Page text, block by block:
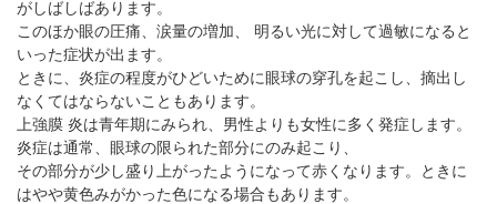
がしばしばあります。
このほか眼の圧痛、涙量の増加、 明るい光に対して過敏になると
いった症状が出ます。
ときに、炎症の程度がひどいために眼球の穿孔を起こし、摘出し
なくてはならないこともあります。
上強膜 炎は青年期にみられ、男性よりも女性に多く発症します。
炎症は通常、眼球の限られた部分にのみ起こり、
その部分が少し盛り上がったようになって赤くなります。ときに
はやや黄色みがかった色になる場合もあります。